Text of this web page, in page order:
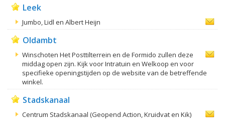
Leek
Jumbo, Lidl en Albert Heijn
Oldambt
Winschoten Het Posttilterrein en de Formido zullen deze
middag open zijn. Kijk voor Intratuin en Welkoop en voor
specifieke openingstijden op de website van de betreffende
winkel.
Stadskanaal
Centrum Stadskanaal (Geopend Action, Kruidvat en Kik)